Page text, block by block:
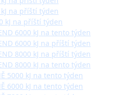
kJ na příští týden
kJ na příští týden
6000 kJ na tento týden
6000 kJ na příští týden
8000 kJ na příští týden
8000 kJ na tento týden
5000 kJ na tento týden
6000 kJ na tento týden